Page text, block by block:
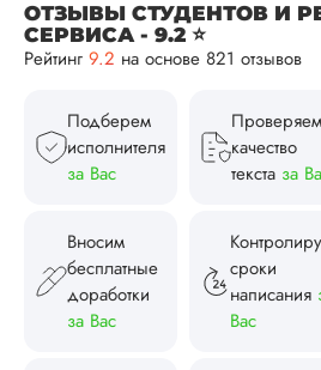
ОТЗЫВЫ СТУДЕНТОВ И
СЕРВИСА - 9.2 ⭐
Рейтинг 9.2 на основе 821 отзывов
Подберем
исполнителя
за Вас
Проверяем
качество
текста за
Вносим
бесплатные
доработки
за Вас
сроки
написания
Вас